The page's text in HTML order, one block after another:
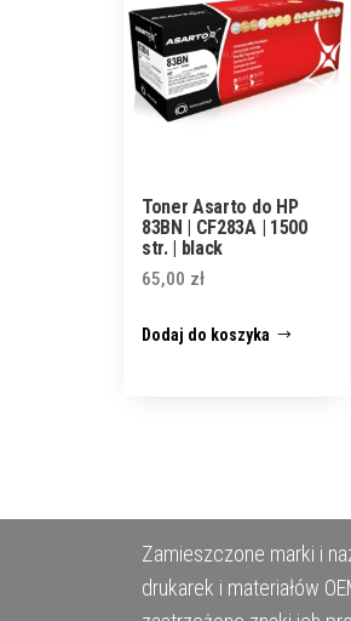
Toner Asarto do HP
83BN | CF283A | 1500
str. | black
65,00 zł
Dodaj do koszyka
Zamieszczone marki i
drukarek i materiałów